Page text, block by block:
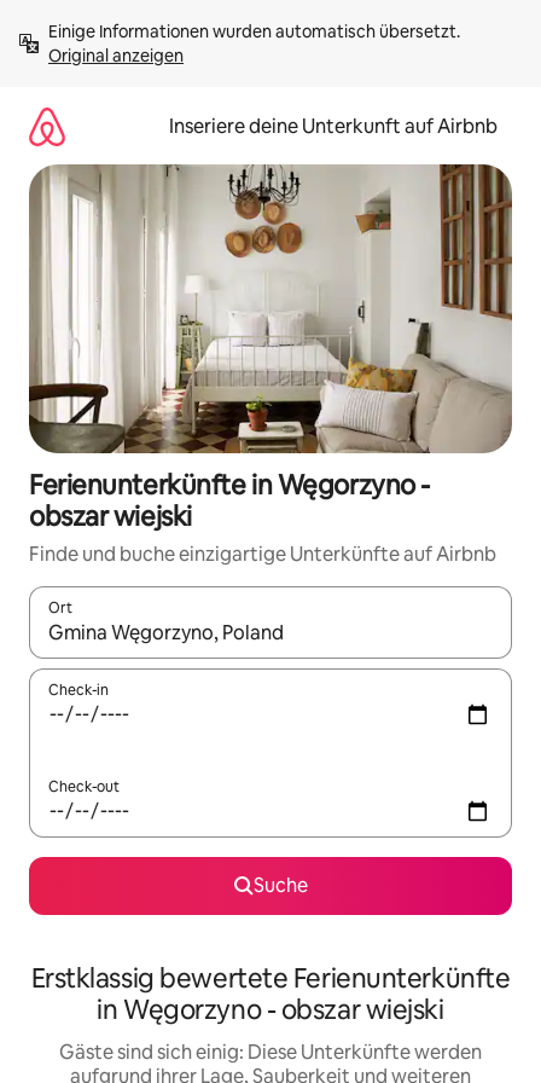
Inhalten
springenOriginal anzeigen
Inseriere deine Unterkunft auf Airbnb
Ferienunterkünfte in Węgorzyno -
obszar wiejski
Finde und buche einzigartige Unterkünfte auf Airbnb
Ort
Wenn Ergebnisse verfügbar sind, navigiere mit den
Check-in
Check-out
Suche
Erstklassig bewertete Ferienunterkünfte
in Węgorzyno - obszar wiejski
Gäste sind sich einig: Diese Unterkünfte werden
aufgrund ihrer Lage, Sauberkeit und weiteren